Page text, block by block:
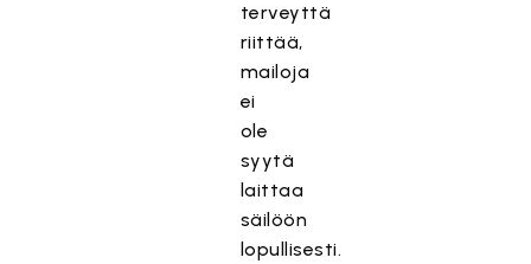
terveyttä
riittää,
mailoja
ei
ole
syytä
laittaa
säilöön
lopullisesti.